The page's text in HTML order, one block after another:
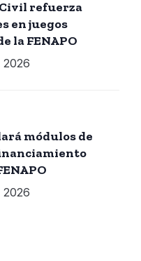
refuerza
en juegos
la FENAPO
2026
módulos de
2026